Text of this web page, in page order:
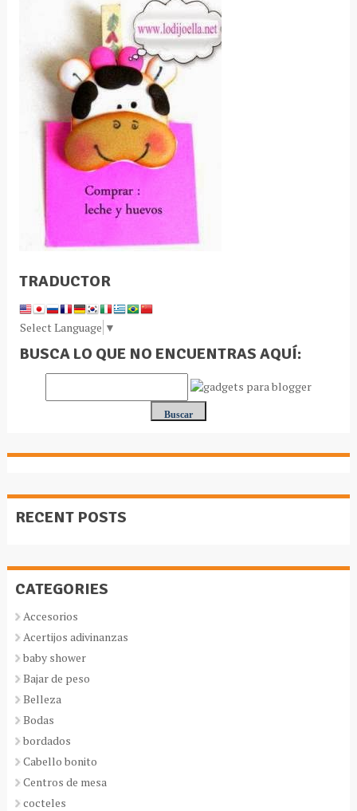
TRADUCTOR
Select Language ▼
BUSCA LO QUE NO ENCUENTRAS AQUÍ:
RECENT POSTS
CATEGORIES
Accesorios
Acertijos adivinanzas
baby shower
Bajar de peso
Belleza
Bodas
bordados
Cabello bonito
Centros de mesa
cocteles